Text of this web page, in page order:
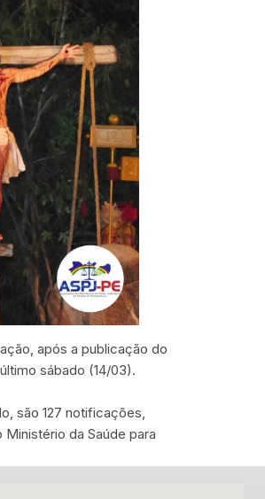
após a publicação do
sábado (14/03).
são 127 notificações,
da Saúde para